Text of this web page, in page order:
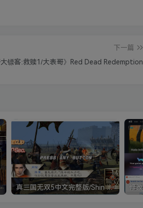
下一篇
大镖客:救赎1/大表哥》Red Dead Redemption
真三国无双5中文完整版/Shin Sangokumusou5